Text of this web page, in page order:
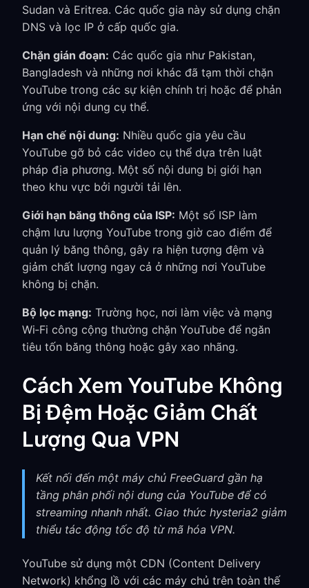
Sudan và Eritrea. Các quốc gia này sử dụng chặn
DNS và lọc IP ở cấp quốc gia.
Chặn gián đoạn: Các quốc gia như Pakistan,
Bangladesh và những nơi khác đã tạm thời chặn
YouTube trong các sự kiện chính trị hoặc để phản
ứng với nội dung cụ thể.
Hạn chế nội dung: Nhiều quốc gia yêu cầu
YouTube gỡ bỏ các video cụ thể dựa trên luật
pháp địa phương. Một số nội dung bị giới hạn
theo khu vực bởi người tải lên.
Giới hạn băng thông của ISP: Một số ISP làm
chậm lưu lượng YouTube trong giờ cao điểm để
quản lý băng thông, gây ra hiện tượng đệm và
giảm chất lượng ngay cả ở những nơi YouTube
không bị chặn.
Bộ lọc mạng: Trường học, nơi làm việc và mạng
Wi‑Fi công cộng thường chặn YouTube để ngăn
tiêu tốn băng thông hoặc gây xao nhãng.
Cách Xem YouTube Không
Bị Đệm Hoặc Giảm Chất
Lượng Qua VPN
Kết nối đến một máy chủ FreeGuard gần hạ
tầng phân phối nội dung của YouTube để có
streaming nhanh nhất. Giao thức hysteria2 giảm
thiểu tác động tốc độ từ mã hóa VPN.
YouTube sử dụng một CDN (Content Delivery
Network) khổng lồ với các máy chủ trên toàn thế